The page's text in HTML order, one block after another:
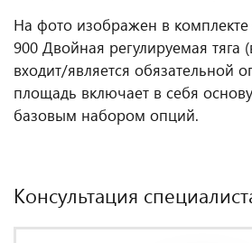
На фото изображен в
900 Двойная регулируемая тяга
входит/является обязательной
площадь включает в себя
базовым набором опций.
Консультация